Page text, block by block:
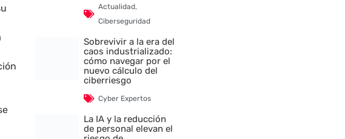
Actualidad,
Ciberseguridad
Sobrevivir a la era del
caos industrializado:
cómo navegar por el
nuevo cálculo del
ciberriesgo
Cyber Expertos
La IA y la reducción
de personal elevan el